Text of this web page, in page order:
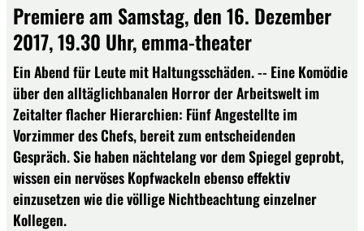
Premiere am Samstag, den 16. Dezember
2017, 19.30 Uhr, emma-theater
Ein Abend für Leute mit Haltungsschäden. -- Eine Komödie
über den alltäglichbanalen Horror der Arbeitswelt im
Zeitalter flacher Hierarchien: Fünf Angestellte im
Vorzimmer des Chefs, bereit zum entscheidenden
Gespräch. Sie haben nächtelang vor dem Spiegel geprobt,
wissen ein nervöses Kopfwackeln ebenso effektiv
einzusetzen wie die völlige Nichtbeachtung einzelner
Kollegen.